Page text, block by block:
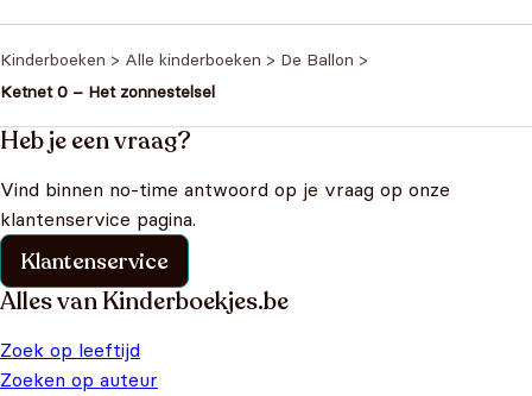
Kinderboeken > Alle kinderboeken > De Ballon >
Ketnet 0 – Het zonnestelsel
Heb je een vraag?
Vind binnen no-time antwoord op je vraag op onze
klantenservice pagina.
Klantenservice
Alles van Kinderboekjes.be
Zoek op leeftijd
Zoeken op auteur